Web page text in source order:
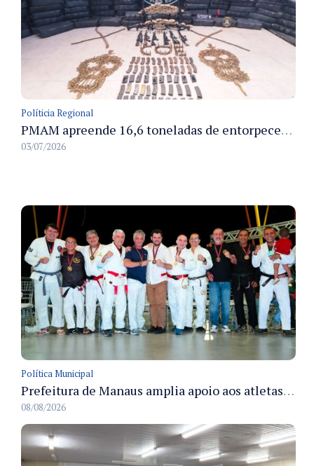
Políticia Regional
PMAM apreende 16,6 toneladas de entorpecentes e registra aumento nas prisões em flagrante e nas capturas de foragidos no primeiro semestre de 2026
03/07/2026
Política Municipal
Prefeitura de Manaus amplia apoio aos atletas de 100 para 150 beneficiados a partir do próximo ano
08/08/2026